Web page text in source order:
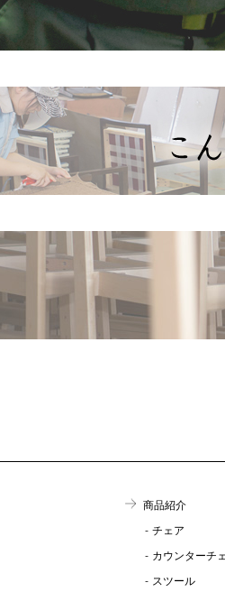
商品紹介
チェア
カウンターチ
スツール